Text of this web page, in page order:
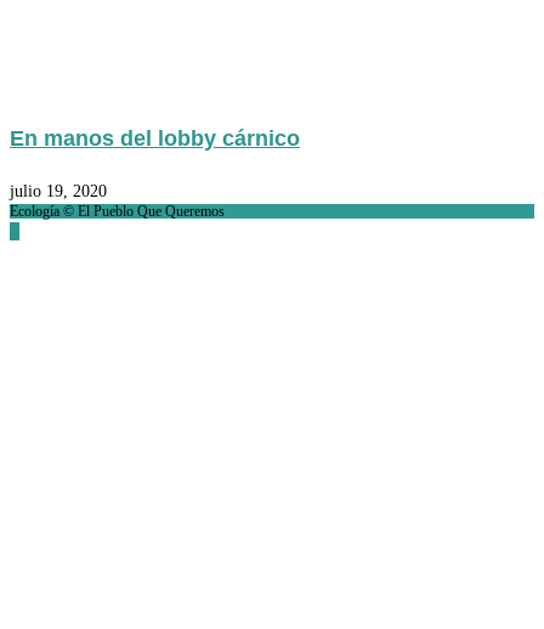
En manos del lobby cárnico
julio 19, 2020
Ecología © El Pueblo Que Queremos